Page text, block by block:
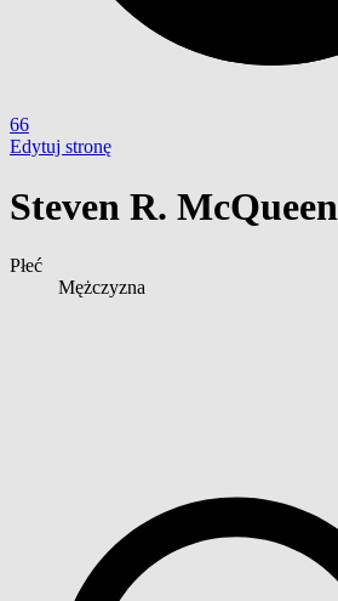
66
Edytuj stronę
Steven R. McQueen
Płeć
Mężczyzna